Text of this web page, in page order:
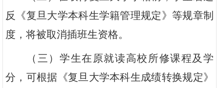
反《复旦大学本科生学籍管理规定》等规章制
度，将被取消插班生资格。
（三）学生在原就读高校所修课程及学
分，可根据《复旦大学本科生成绩转换规定》